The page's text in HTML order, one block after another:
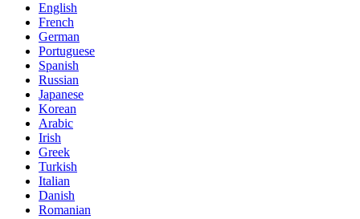
English
French
German
Portuguese
Spanish
Russian
Japanese
Korean
Arabic
Irish
Greek
Turkish
Italian
Danish
Romanian